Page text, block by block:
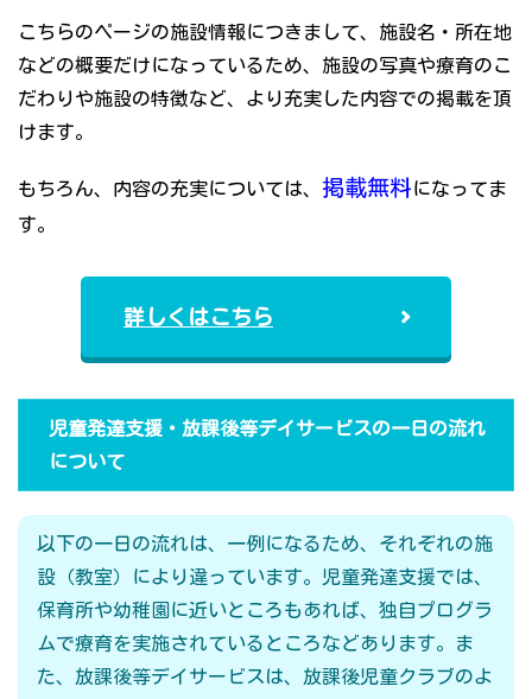
こちらのページの施設情報につきまして、施設名・所在地
などの概要だけになっているため、施設の写真や療育のこ
だわりや施設の特徴など、より充実した内容での掲載を頂
けます。
もちろん、内容の充実については、 掲載無料になってま
す。
詳しくはこちら
児童発達支援・放課後等デイサービスの一日の流れ
について
以下の一日の流れは、一例になるため、それぞれの施
設（教室）により違っています。児童発達支援では、
保育所や幼稚園に近いところもあれば、独自プログラ
ムで療育を実施されているところなどあります。ま
た、放課後等デイサービスは、放課後児童クラブのよ